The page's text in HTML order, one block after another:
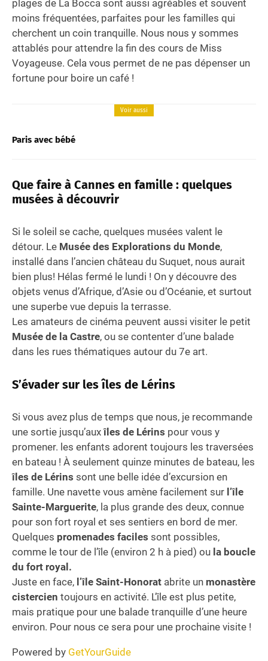
plages de La Bocca sont aussi agréables et souvent
moins fréquentées, parfaites pour les familles qui
cherchent un coin tranquille. Nous nous y sommes
attablés pour attendre la fin des cours de Miss
Voyageuse. Cela vous permet de ne pas dépenser un
fortune pour boire un café !
Voir aussi
Paris avec bébé
Que faire à Cannes en famille : quelques
musées à découvrir
Si le soleil se cache, quelques musées valent le
détour. Le Musée des Explorations du Monde,
installé dans l’ancien château du Suquet, nous aurait
bien plus! Hélas fermé le lundi ! On y découvre des
objets venus d’Afrique, d’Asie ou d’Océanie, et surtout
une superbe vue depuis la terrasse.
Les amateurs de cinéma peuvent aussi visiter le petit
Musée de la Castre, ou se contenter d’une balade
dans les rues thématiques autour du 7e art.
S’évader sur les îles de Lérins
Si vous avez plus de temps que nous, je recommande
une sortie jusqu’auxîles de Lérins pour vous y
promener. les enfants adorent toujours les traversées
en bateau ! À seulement quinze minutes de bateau, les
îles de Lérins sont une belle idée d’excursion en
famille. Une navette vous amène facilement sur l’île
Sainte-Marguerite, la plus grande des deux, connue
pour son fort royal et ses sentiers en bord de mer.
Quelques promenades faciles sont possibles,
comme le tour de l’île (environ 2 h à pied) ou la boucle
du fort royal.
Juste en face, l’île Saint-Honorat abrite un monastère
cistercien toujours en activité. L’île est plus petite,
mais pratique pour une balade tranquille d’une heure
environ. Pour nous ce sera pour une prochaine visite !
Powered by GetYourGuide